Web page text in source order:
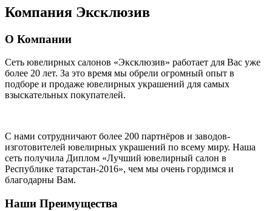
Компания Эксклюзив
О Компании
Сеть ювелирных салонов «Эксклюзив» работает для Вас уже
более 20 лет. За это время мы обрели огромный опыт в
подборе и продаже ювелирных украшений для самых
взыскательных покупателей.
С нами сотрудничают более 200 партнёров и заводов-
изготовителей ювелирных украшений по всему миру. Наша
сеть получила Диплом «Лучший ювелирный салон в
Республике татарстан-2016», чем мы очень гордимся и
благодарны Вам.
Наши Преимущества